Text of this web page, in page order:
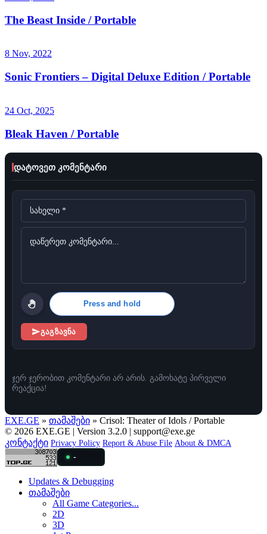
The Beast Inside / Portable
8 Nov, 2022
Sonic Frontiers – Digital Deluxe Edition / Portable
24 Oct, 2025
Bleak Haven / Portable
დატოვეთ კომენტარი
Press and hold
გაგზავნა
ჯერ ჯერობით კომენტარი არ არის. გამოხატე პირველი
რეაქცია!
EXE.GE » თამაშები » Crisol: Theater of Idols / Portable
© 2026 EXE.GE | Version 3.2.0 | support@exe.ge
კონტაქტი Privacy Policy Report & Abuse File About & DMCA
-
Updates & Debugging
თამაშები
All Game Categories...
2D
3D